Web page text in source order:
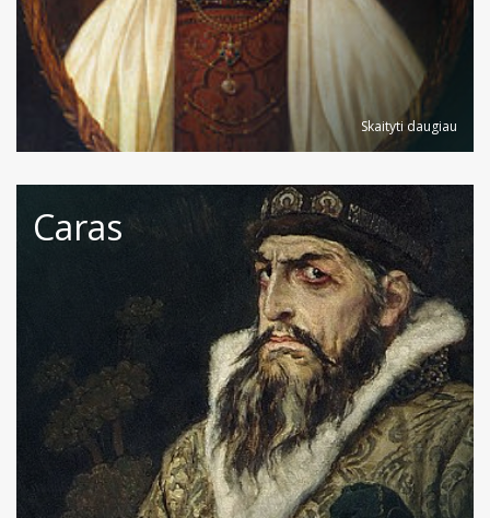
Skaityti daugiau
Caras